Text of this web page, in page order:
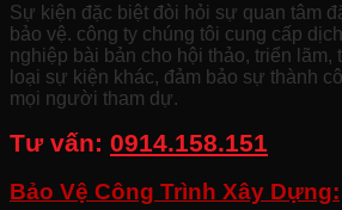
Sự kiện đặc biệt đòi hỏi sự quan tâm
bảo vệ. công ty chúng tôi cung cấp
nghiệp bài bản cho hội thảo, triển
loại sự kiện khác, đảm bảo sự thành
mọi người tham dự.
Tư vấn: 0914.158.151
Bảo Vệ Công Trình Xây Dựng: